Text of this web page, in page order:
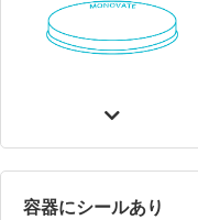
容器にシールあり